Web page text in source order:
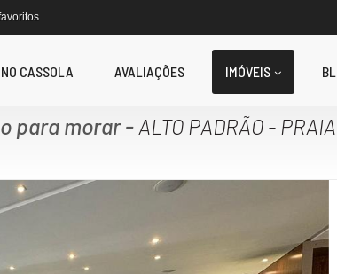
CASSOLA AVALIAÇÕES IMÓVEIS
para morar- ALTO PADRÃO -